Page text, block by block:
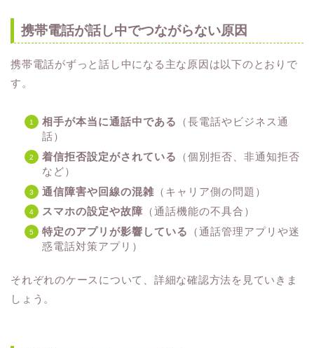
携帯電話が話し中でつながらない原因
携帯電話がずっと話し中になる主な原因は以下のとおりで
す。
相手が本当に通話中である
（長電話やビジネス通
話）
着信拒否設定がされている
（個別拒否、非通知拒否
など）
通信障害や回線の混雑 （キャリア側の問題）
スマホの設定や故障 （通話機能の不具合）
特定のアプリが影響している
（通話管理アプリや迷
惑電話対策アプリ）
それぞれのケースについて、詳細な確認方法を見ていきま
しょう。